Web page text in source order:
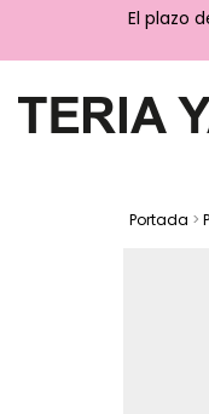
El plazo
Portada >